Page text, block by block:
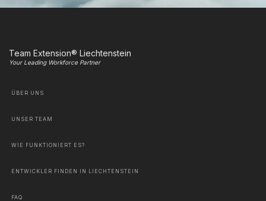
Team Extension® Liechtenstein
Your Leading Workforce Partner
ÜBER UNS
UNSER TEAM
WIE FUNKTIONIERT ES?
ENTWICKLER FINDEN IN LIECHTENSTEIN
FAQ